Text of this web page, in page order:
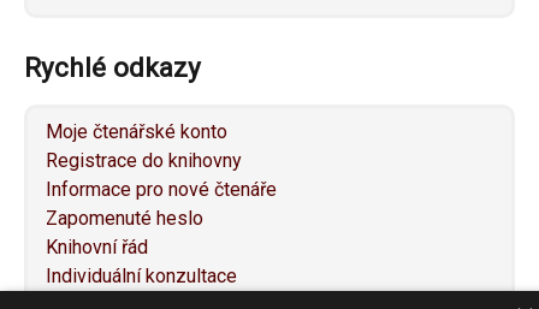
Rychlé odkazy
Moje čtenářské konto
Registrace do knihovny
Informace pro nové čtenáře
Zapomenuté heslo
Knihovní řád
Individuální konzultace